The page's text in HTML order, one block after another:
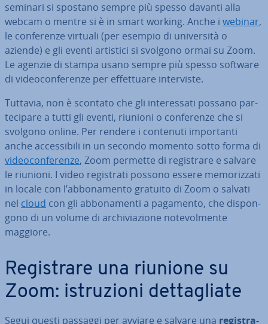
seminari si spostano sempre più spesso davanti alla
webcam o mentre si è in smart working. Anche i webinar,
le con­fe­ren­ze virtuali (per esempio di uni­ver­si­tà o
aziende) e gli eventi artistici si svolgono ormai su Zoom.
Le agenzie di stampa usano sempre più spesso software
di vi­deo­con­fe­ren­ze per ef­fet­tua­re in­ter­vi­ste.
Tuttavia, non è scontato che gli in­te­res­sa­ti possano par­
te­ci­pa­re a tutti gli eventi, riunioni o con­fe­ren­ze che si
svolgono online. Per rendere i contenuti im­por­tan­ti
anche ac­ces­si­bi­li in un secondo momento sotto forma di
vi­deo­con­fe­ren­ze, Zoom permette di re­gi­stra­re e salvare
le riunioni. I video re­gi­stra­ti possono essere me­mo­riz­za­ti
in locale con l’ab­bo­na­men­to gratuito di Zoom o salvati
nel cloud con gli ab­bo­na­men­ti a pagamento, che di­spon­
go­no di un volume di ar­chi­via­zio­ne no­te­vol­men­te
maggiore.
Re­gi­stra­re una riunione su
Zoom: istru­zio­ni det­ta­glia­te
Segui questi passaggi per avviare e salvare una re­gi­stra­